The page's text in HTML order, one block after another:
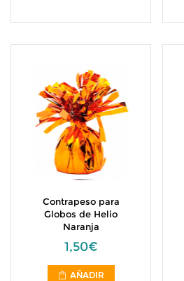
Contrapeso para
Globos de Helio
Naranja
1,50€
AÑADIR